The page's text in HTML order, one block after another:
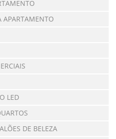
APARTAMENTO
LED
DE BELEZA